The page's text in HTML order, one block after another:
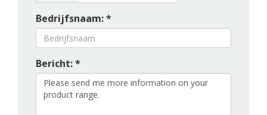
Bedrijfsnaam: *
Bericht: *